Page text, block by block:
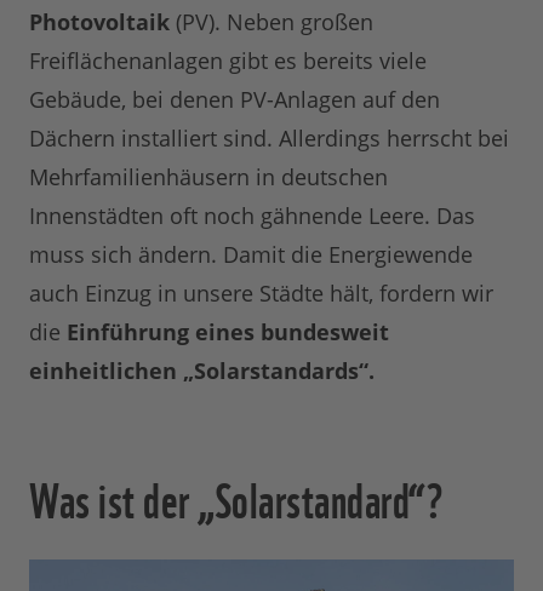
Photovoltaik (PV). Neben großen
Freiflächenanlagen gibt es bereits viele
Gebäude, bei denen PV-Anlagen auf den
Dächern installiert sind. Allerdings herrscht bei
Mehrfamilienhäusern in deutschen
Innenstädten oft noch gähnende Leere. Das
muss sich ändern. Damit die Energiewende
auch Einzug in unsere Städte hält, fordern wir
die Einführung eines bundesweit
einheitlichen „Solarstandards“.
Was ist der „Solarstandard“?